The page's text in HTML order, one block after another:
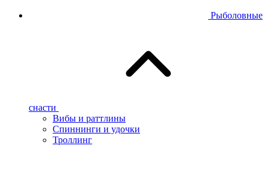
Рыболовные
снасти
Вибы и раттлины
Спиннинги и удочки
Троллинг